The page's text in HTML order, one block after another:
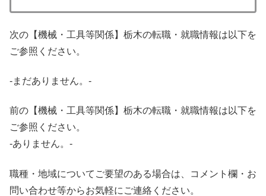
次の【機械・工具等関係】栃木の転職・就職情報は以下を
ご参照ください。
-まだありません。-
前の【機械・工具等関係】栃木の転職・就職情報は以下を
ご参照ください。
-ありません。-
職種・地域についてご要望のある場合は、コメント欄・お
問い合わせ等からお気軽にご連絡ください。